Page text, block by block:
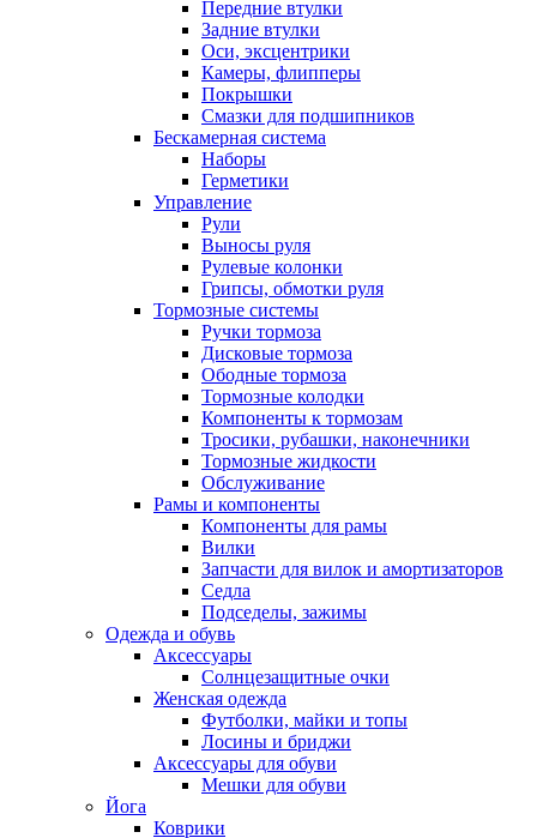
Передние втулки
Задние втулки
Оси, эксцентрики
Камеры, флипперы
Покрышки
Смазки для подшипников
Бескамерная система
Наборы
Герметики
Управление
Рули
Выносы руля
Рулевые колонки
Грипсы, обмотки руля
Тормозные системы
Ручки тормоза
Дисковые тормоза
Ободные тормоза
Тормозные колодки
Компоненты к тормозам
Тросики, рубашки, наконечники
Тормозные жидкости
Обслуживание
Рамы и компоненты
Компоненты для рамы
Вилки
Запчасти для вилок и амортизаторов
Седла
Подседелы, зажимы
Одежда и обувь
Аксессуары
Солнцезащитные очки
Женская одежда
Футболки, майки и топы
Лосины и бриджи
Аксессуары для обуви
Мешки для обуви
Йога
Коврики